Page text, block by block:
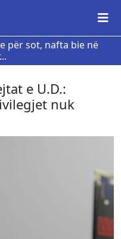
për sot, nafta bie në
e U.D.:
nuk